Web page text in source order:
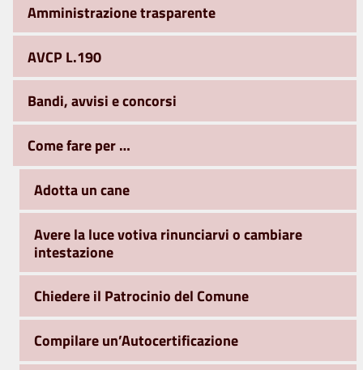
Amministrazione trasparente
AVCP L.190
Bandi, avvisi e concorsi
Come fare per …
Adotta un cane
Avere la luce votiva rinunciarvi o cambiare
intestazione
Chiedere il Patrocinio del Comune
Compilare un’Autocertificazione